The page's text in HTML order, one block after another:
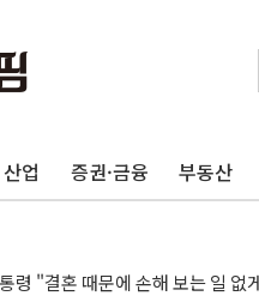
산업 증권·금융 부동산
국내 주요 금융일정(8.10~8.14)
란전 출구전략 만지작…공습 한
수거하다 참변…60대 환경미화
랑구 주택가서 흉기 난동…60대
동도 인근 해상서 모터보트 전